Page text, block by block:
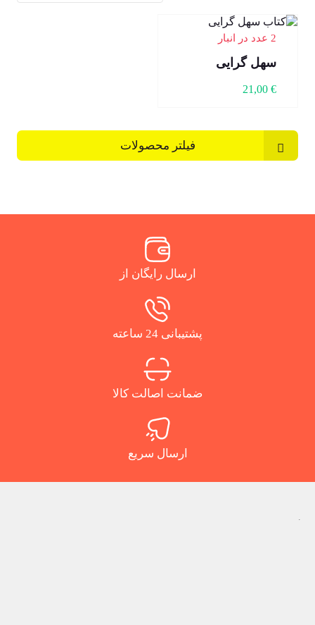
2 عدد در انبار
سهل گرایی
21,00 €
فیلتر محصولات
ارسال رایگان از
پشتیبانی 24 ساعته
ضمانت اصالت کالا
ارسال سریع
.